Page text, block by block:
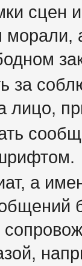
сцен
за
лицо,
а